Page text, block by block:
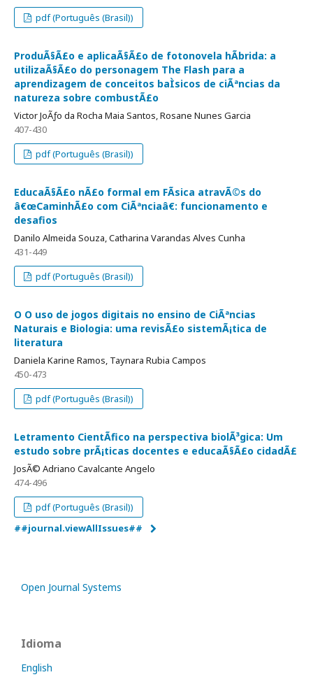
pdf (Português (Brasil))
ProduÃ§Ã£o e aplicaÃ§Ã£o de fotonovela hÃ­brida: a
utilizaÃ§Ã£o do personagem The Flash para a
aprendizagem de conceitos baÌsicos de ciÃªncias da
natureza sobre combustÃ£o
Victor JoÃƒo da Rocha Maia Santos, Rosane Nunes Garcia
407-430
pdf (Português (Brasil))
EducaÃ§Ã£o nÃ£o formal em FÃ­sica atravÃ©s do
â€œCaminhÃ£o com CiÃªnciaâ€: funcionamento e
desafios
Danilo Almeida Souza, Catharina Varandas Alves Cunha
431-449
pdf (Português (Brasil))
O O uso de jogos digitais no ensino de CiÃªncias
Naturais e Biologia: uma revisÃ£o sistemÃ¡tica de
literatura
Daniela Karine Ramos, Taynara Rubia Campos
450-473
pdf (Português (Brasil))
Letramento CientÃ­fico na perspectiva biolÃ³gica: Um
estudo sobre prÃ¡ticas docentes e educaÃ§Ã£o cidadÃ£
JosÃ© Adriano Cavalcante Angelo
474-496
pdf (Português (Brasil))
##journal.viewAllIssues##
Open Journal Systems
Idioma
English